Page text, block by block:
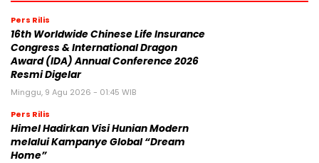
Pers Rilis
16th Worldwide Chinese Life Insurance
Congress & International Dragon
Award (IDA) Annual Conference 2026
Resmi Digelar
Minggu, 9 Agu 2026 - 01:45 WIB
Pers Rilis
Himel Hadirkan Visi Hunian Modern
melalui Kampanye Global “Dream
Home”